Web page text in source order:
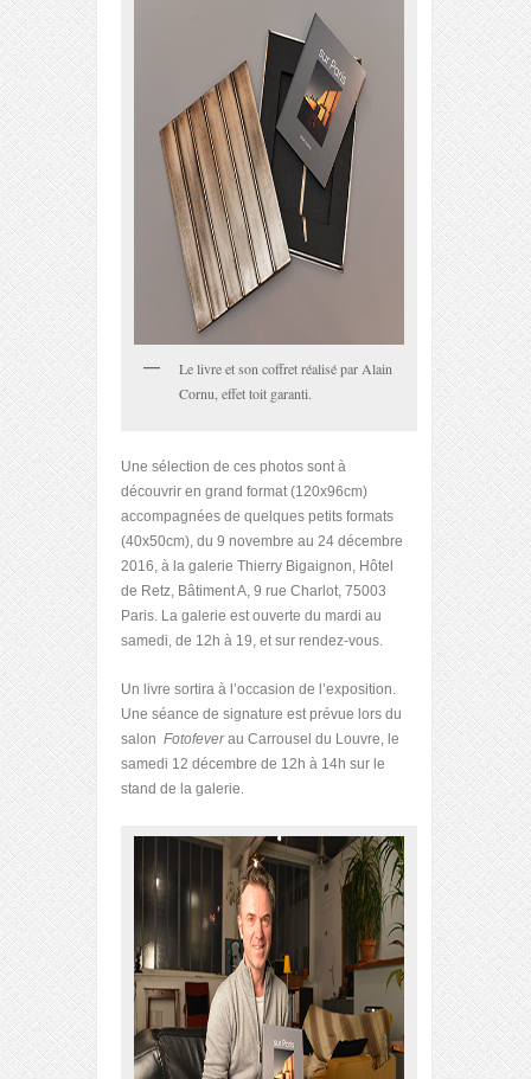
Le livre et son coffret réalisé par Alain
Cornu, effet toit garanti.
Une sélection de ces photos sont à
découvrir en grand format (120x96cm)
accompagnées de quelques petits formats
(40x50cm), du 9 novembre au 24 décembre
2016, à la galerie Thierry Bigaignon, Hôtel
de Retz, Bâtiment A, 9 rue Charlot, 75003
Paris. La galerie est ouverte du mardi au
samedi, de 12h à 19, et sur rendez-vous.
Un livre sortira à l’occasion de l’exposition.
Une séance de signature est prévue lors du
salon Fotofeverau Carrousel du Louvre, le
samedi 12 décembre de 12h à 14h sur le
stand de la galerie.